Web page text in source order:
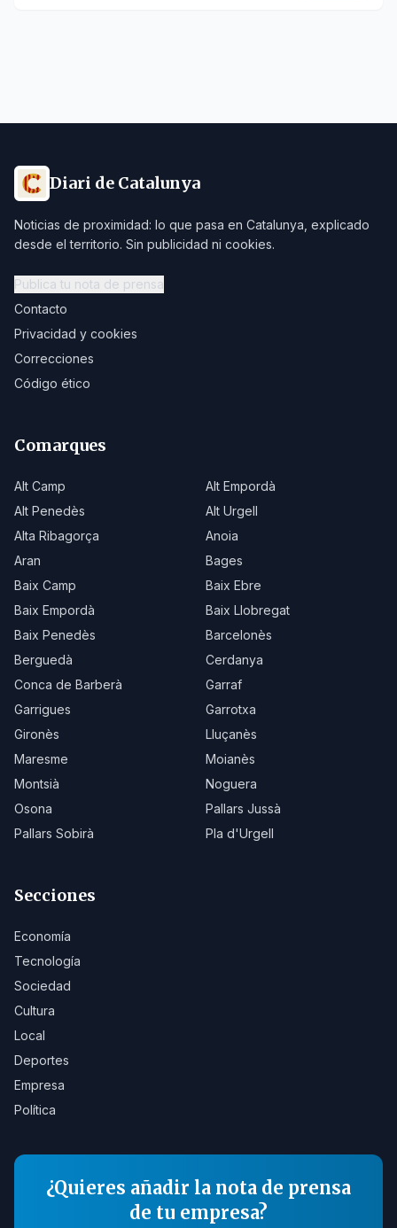
Diari de Catalunya
Noticias de proximidad: lo que pasa en Catalunya, explicado
desde el territorio. Sin publicidad ni cookies.
Publica tu nota de prensa
Contacto
Privacidad y cookies
Correcciones
Código ético
Comarques
Alt Camp
Alt Empordà
Alt Penedès
Alt Urgell
Alta Ribagorça
Anoia
Aran
Bages
Baix Camp
Baix Ebre
Baix Empordà
Baix Llobregat
Baix Penedès
Barcelonès
Berguedà
Cerdanya
Conca de Barberà
Garraf
Garrigues
Garrotxa
Gironès
Lluçanès
Maresme
Moianès
Montsià
Noguera
Osona
Pallars Jussà
Pallars Sobirà
Pla d'Urgell
Secciones
Economía
Tecnología
Sociedad
Cultura
Local
Deportes
Empresa
Política
¿Quieres añadir la nota de prensa
de tu empresa?